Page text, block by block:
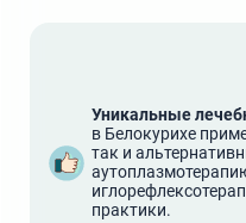
Уникальные
в Белокурихе
так и
практики.